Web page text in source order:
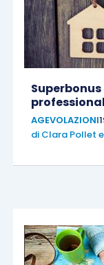
AGEVOLAZIONI
di Clara Pollet e